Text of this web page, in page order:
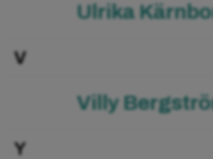
Ulrika
V
Villy
Y